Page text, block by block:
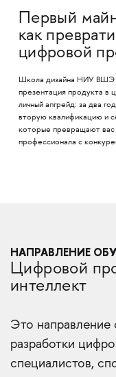
Первый
как
цифровой
Школа дизайна НИУ ВШЭ
презентация продукта
личный апгрейд: за два
вторую квалификацию и
которые превращают вас
профессионала с
НАПРАВЛЕНИЕ
Цифровой
интеллект
Это направление
разработки
специалистов,